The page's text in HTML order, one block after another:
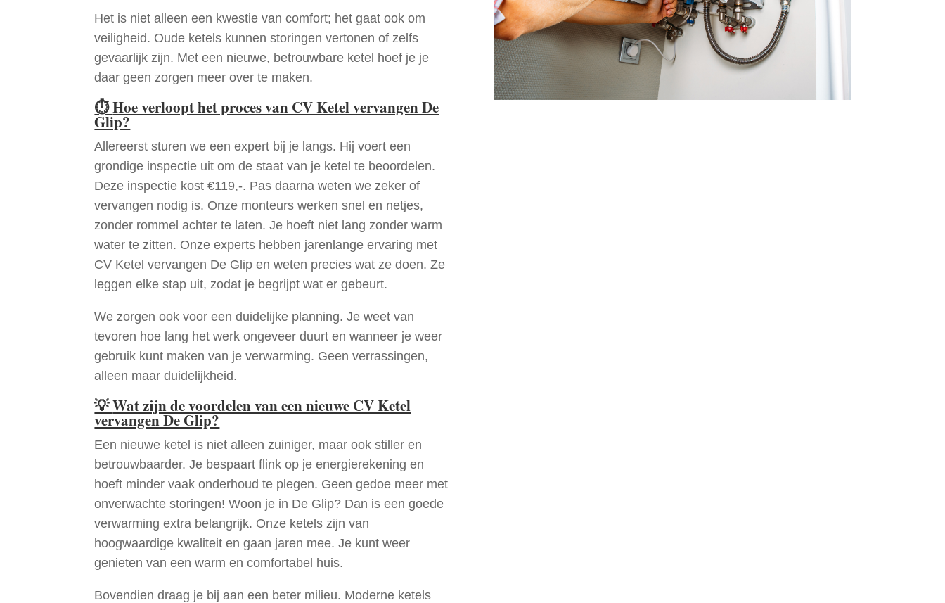
Het is niet alleen een kwestie van comfort; het gaat ook om
veiligheid. Oude ketels kunnen storingen vertonen of zelfs
gevaarlijk zijn. Met een nieuwe, betrouwbare ketel hoef je je
daar geen zorgen meer over te maken.
⏱Hoe verloopt het proces van CV Ketel vervangen De
Glip?
Allereerst sturen we een expert bij je langs. Hij voert een
grondige inspectie uit om de staat van je ketel te beoordelen.
Deze inspectie kost €119,-. Pas daarna weten we zeker of
vervangen nodig is. Onze monteurs werken snel en netjes,
zonder rommel achter te laten. Je hoeft niet lang zonder warm
water te zitten. Onze experts hebben jarenlange ervaring met
CV Ketel vervangen De Glip en weten precies wat ze doen. Ze
leggen elke stap uit, zodat je begrijpt wat er gebeurt.
We zorgen ook voor een duidelijke planning. Je weet van
tevoren hoe lang het werk ongeveer duurt en wanneer je weer
gebruik kunt maken van je verwarming. Geen verrassingen,
alleen maar duidelijkheid.
💡Wat zijn de voordelen van een nieuwe CV Ketel
vervangen De Glip?
Een nieuwe ketel is niet alleen zuiniger, maar ook stiller en
betrouwbaarder. Je bespaart flink op je energierekening en
hoeft minder vaak onderhoud te plegen. Geen gedoe meer met
onverwachte storingen! Woon je in De Glip? Dan is een goede
verwarming extra belangrijk. Onze ketels zijn van
hoogwaardige kwaliteit en gaan jaren mee. Je kunt weer
genieten van een warm en comfortabel huis.
Bovendien draag je bij aan een beter milieu. Moderne ketels